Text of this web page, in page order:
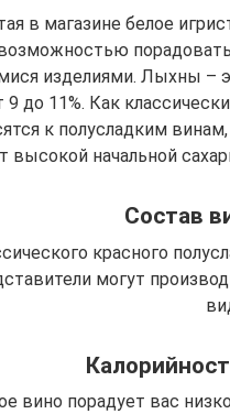
в магазине белое
изделиями. Лыхны –
до 11%. Как
к полусладким
высокой начальной
Состав
красного
могут
вино порадует вас